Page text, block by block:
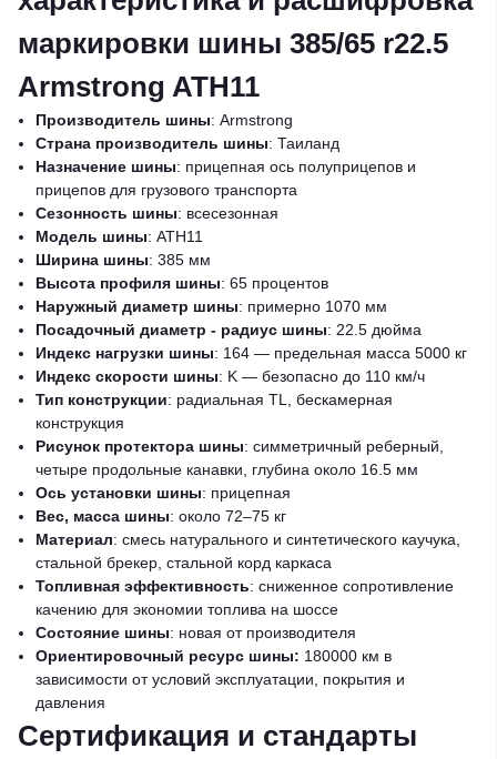
маркировки шины 385/65 r22.5
Armstrong ATH11
Производитель шины: Armstrong
Страна производитель шины: Таиланд
Назначение шины: прицепная ось полуприцепов и
прицепов для грузового транспорта
Сезонность шины: всесезонная
Модель шины: ATH11
Ширина шины: 385 мм
Высота профиля шины: 65 процентов
Наружный диаметр шины: примерно 1070 мм
Посадочный диаметр - радиус шины: 22.5 дюйма
Индекс нагрузки шины: 164 — предельная масса 5000 кг
Индекс скорости шины: K — безопасно до 110 км/ч
Тип конструкции: радиальная TL, бескамерная
конструкция
Рисунок протектора шины: симметричный реберный,
четыре продольные канавки, глубина около 16.5 мм
Ось установки шины: прицепная
Вес, масса шины: около 72–75 кг
Материал: смесь натурального и синтетического каучука,
стальной брекер, стальной корд каркаса
Топливная эффективность: сниженное сопротивление
качению для экономии топлива на шоссе
Состояние шины: новая от производителя
Ориентировочный ресурс шины: 180000 км в
зависимости от условий эксплуатации, покрытия и
давления
Сертификация и стандарты